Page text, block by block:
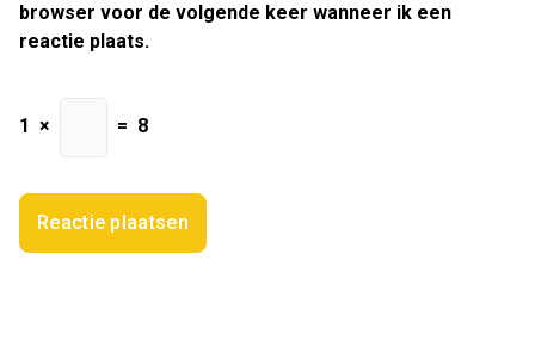
browser voor de volgende keer wanneer ik een
reactie plaats.
1 × = 8